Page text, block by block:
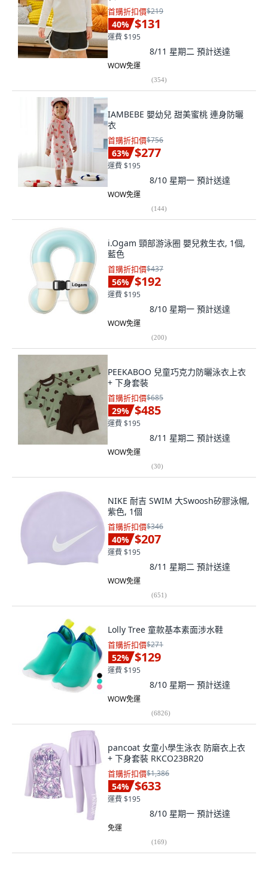
首購折扣價$219
40% $131
運費 $195
8/11 星期二 預計送達
WOW免運
(354)
IAMBEBE 嬰幼兒 甜美蜜桃 連身防曬
衣
首購折扣價$756
63% $277
運費 $195
8/10 星期一 預計送達
WOW免運
(144)
i.Ogam 頸部游泳圈 嬰兒救生衣, 1個,
藍色
首購折扣價$437
56% $192
運費 $195
8/10 星期一 預計送達
WOW免運
(200)
PEEKABOO 兒童巧克力防曬泳衣上衣
+ 下身套裝
首購折扣價$685
29% $485
運費 $195
8/11 星期二 預計送達
WOW免運
(30)
NIKE 耐吉 SWIM 大Swoosh矽膠泳帽,
紫色, 1個
首購折扣價$346
40% $207
運費 $195
8/11 星期二 預計送達
WOW免運
(651)
Lolly Tree 童款基本素面涉水鞋
首購折扣價$271
52% $129
運費 $195
8/10 星期一 預計送達
WOW免運
(6826)
pancoat 女童小學生泳衣 防磨衣上衣
+ 下身套裝 RKCO23BR20
首購折扣價$1,386
54% $633
運費 $195
8/10 星期一 預計送達
免運
(169)